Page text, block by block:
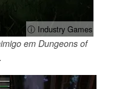
ⓘ Industry Games
em Dungeons of